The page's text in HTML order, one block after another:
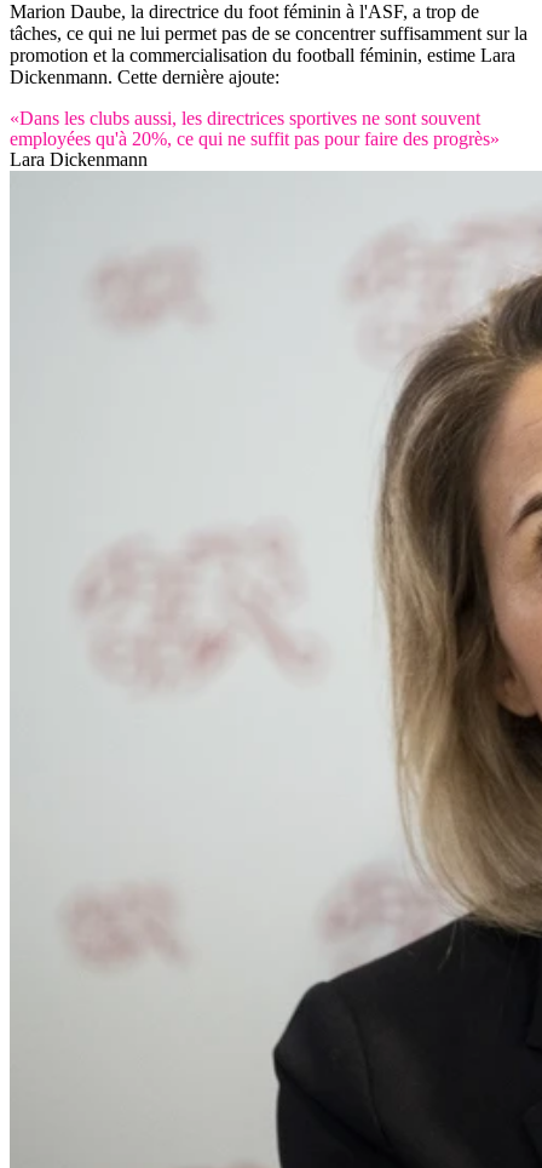
Marion Daube, la directrice du foot féminin à l'ASF, a trop de
tâches, ce qui ne lui permet pas de se concentrer suffisamment sur la
promotion et la commercialisation du football féminin, estime Lara
Dickenmann. Cette dernière ajoute:
«Dans les clubs aussi, les directrices sportives ne sont souvent
employées qu'à 20%, ce qui ne suffit pas pour faire des progrès»
Lara Dickenmann